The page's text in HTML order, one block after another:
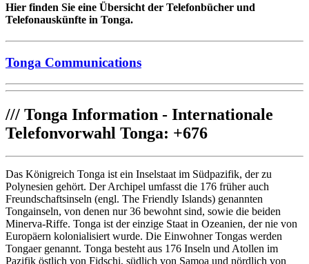
Hier finden Sie eine Übersicht der Telefonbücher und
Telefonauskünfte in Tonga.
Tonga Communications
/// Tonga Information - Internationale
Telefonvorwahl Tonga: +676
Das Königreich Tonga ist ein Inselstaat im Südpazifik, der zu
Polynesien gehört. Der Archipel umfasst die 176 früher auch
Freundschaftsinseln (engl. The Friendly Islands) genannten
Tongainseln, von denen nur 36 bewohnt sind, sowie die beiden
Minerva-Riffe. Tonga ist der einzige Staat in Ozeanien, der nie von
Europäern kolonialisiert wurde. Die Einwohner Tongas werden
Tongaer genannt. Tonga besteht aus 176 Inseln und Atollen im
Pazifik östlich von Fidschi, südlich von Samoa und nördlich von